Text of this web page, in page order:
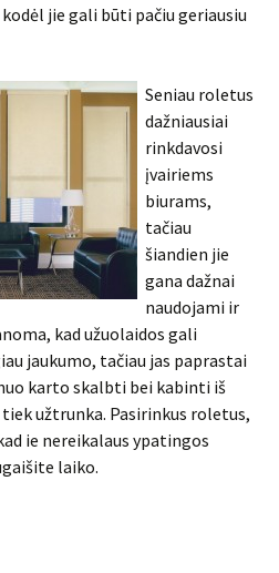
jie gali būti pačiu geriausiu
Seniau roletus
dažniausiai
rinkdavosi
įvairiems
biurams,
tačiau
šiandien jie
gana dažnai
naudojami ir
kad užuolaidos gali
jaukumo, tačiau jas paprastai
karto skalbti bei kabinti iš
užtrunka. Pasirinkus roletus,
ie nereikalaus ypatingos
laiko.